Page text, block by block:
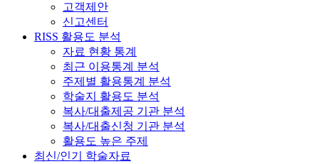
고객제안
신고센터
RISS 활용도 분석
자료 현황 통계
최근 이용통계 분석
주제별 활용통계 분석
학술지 활용도 분석
복사/대출제공 기관 분석
복사/대출신청 기관 분석
활용도 높은 주제
최신/인기 학술자료